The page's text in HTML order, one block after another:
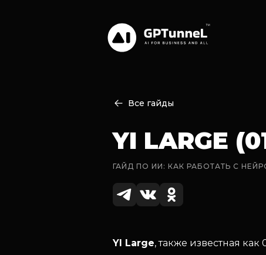
Все гайды
YI LARGE
ГАЙД ПО ИИ: КАК РАБОТАТЬ С
YI Large, также известная